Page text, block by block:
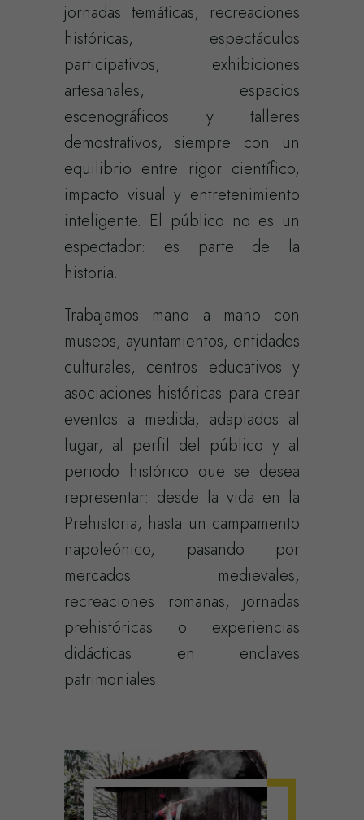
jornadas temáticas, recreaciones
históricas, espectáculos
participativos, exhibiciones
artesanales, espacios
escenográficos y talleres
demostrativos, siempre con un
equilibrio entre rigor científico,
impacto visual y entretenimiento
inteligente. El público no es un
espectador: es parte de la
historia.
Trabajamos mano a mano con
museos, ayuntamientos, entidades
culturales, centros educativos y
asociaciones históricas para crear
eventos a medida, adaptados al
lugar, al perfil del público y al
periodo histórico que se desea
representar: desde la vida en la
Prehistoria, hasta un campamento
napoleónico, pasando por
mercados medievales,
recreaciones romanas, jornadas
prehistóricas o experiencias
didácticas en enclaves
patrimoniales.